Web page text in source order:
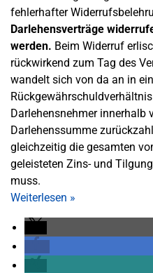
fehlerhafter
Darlehensverträge
werden. Beim Widerruf
rückwirkend zum Tag des
wandelt sich von da an in
Darlehensnehmer innerhalb
Darlehenssumme
gleichzeitig die gesamten
geleisteten Zins- und
muss.
Weiterlesen »